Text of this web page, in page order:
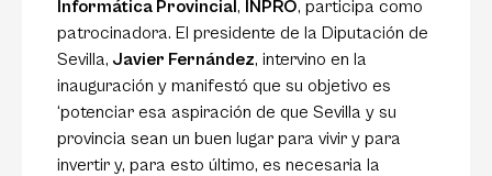
Informática Provincial, INPRO, participa como
patrocinadora. El presidente de la Diputación de
Sevilla,Javier Fernández, intervino en la
inauguración y manifestó que su objetivo es
‘potenciar esa aspiración de que Sevilla y su
provincia sean un buen lugar para vivir y para
invertir y, para esto último, es necesaria la